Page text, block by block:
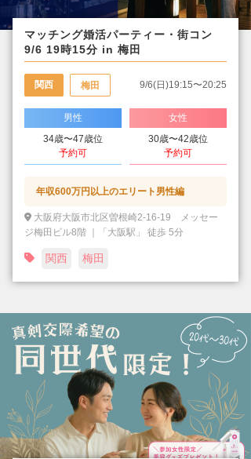
マッチング婚活パーティー・街コン
9/6 19時15分 in 梅田
関西 梅田 9/6(日)19:15〜20:25
男性
34歳〜47歳位
予約可
女性
30歳〜42歳位
予約可
年収600万円以上のエリート男性編
大阪府大阪市北区曽根崎2-16-19 メッセー
ジ梅田ビル8階 ｜「大阪駅」 徒歩 5分
関西 梅田